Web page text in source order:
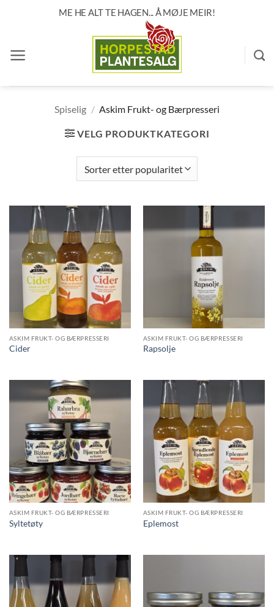
ME HE ALT TE HAGEN... Å MØJE MEIR!
Spiselig / Askim Frukt- og Bærpresseri
VELG PRODUKTKATEGORI
ASKIM FRUKT- OG BÆRPRESSERI
Cider
ASKIM FRUKT- OG BÆRPRESSERI
Rapsolje
ASKIM FRUKT- OG BÆRPRESSERI
Syltetøty
ASKIM FRUKT- OG BÆRPRESSERI
Eplemost